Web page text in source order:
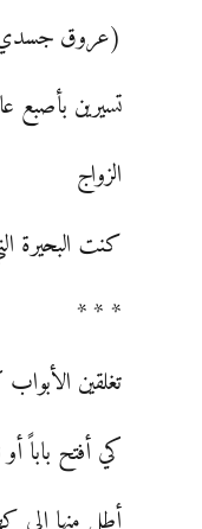
(عروق جسدي
تسيرين بأصبع
الزواج
كنت البحيرة
* * *
تغلقين الأبواب
كي أفتح باباً أو